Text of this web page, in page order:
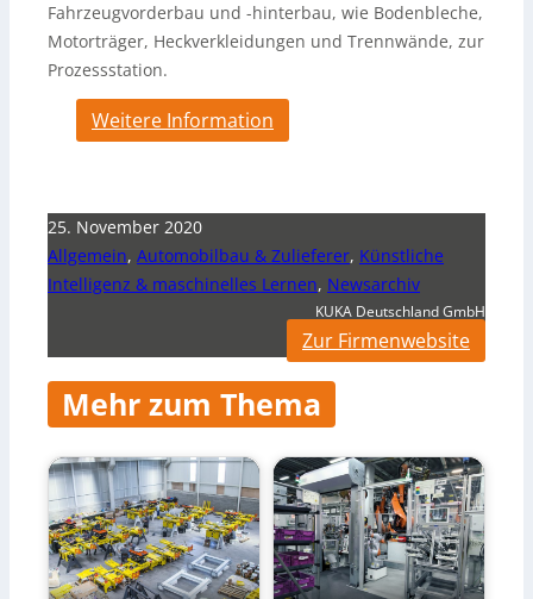
Fahrzeugvorderbau und -hinterbau, wie Bodenbleche,
Motorträger, Heckverkleidungen und Trennwände, zur
Prozessstation.
Weitere Information
25. November 2020
Allgemein, Automobilbau & Zulieferer, Künstliche
Intelligenz & maschinelles Lernen, Newsarchiv
KUKA Deutschland GmbH
Zur Firmenwebsite
Mehr zum Thema